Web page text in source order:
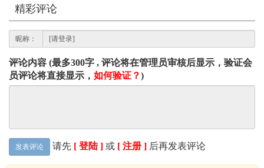
精彩评论
昵称：
评论内容 (最多300字 , 评论将在管理员审核后显示，验证会
员评论将直接显示， 如何验证？)
发表评论 请先 [ 登陆 ] 或 [ 注册 ] 后再发表评论